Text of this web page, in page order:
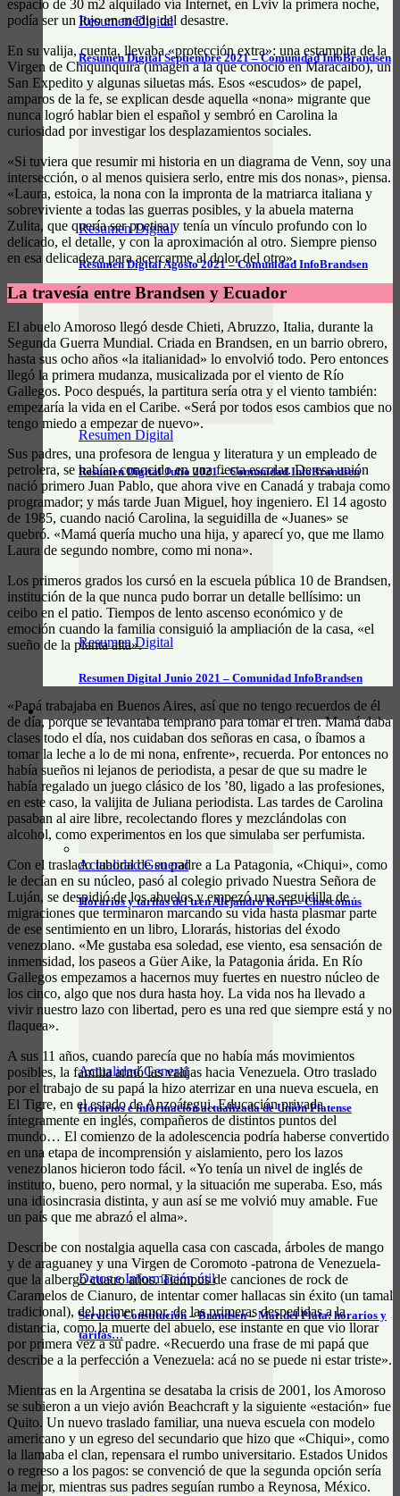
Resumen Digital
Resumen Digital Septiembre 2021 – Comunidad InfoBrandsen
Resumen Digital
Resumen Digital Agosto 2021 – Comunidad InfoBrandsen
Resumen Digital
Resumen Digital Julio 2021 – Comunidad InfoBrandsen
Resumen Digital
Resumen Digital Junio 2021 – Comunidad InfoBrandsen
DATOS ÚTILES
Actualidad General
Horarios y tarifas del tren Alejandro Korn – Chascomús
Actualidad General
Horarios e información actualizada de Unión Platense
Datos e Información útil
Servicio Constitución – Brandsen – Mar del Plata: horarios y
tarifas…
espacio de 30 m2 alquilado vía Internet, en Lviv la primera noche,
podía ser un lujo en medio del desastre.
En su valija, cuenta, llevaba «protección extra»: una estampita de la
Virgen de Chiquinquirá (imagen a la que conoció en Maracaibo), un
San Expedito y algunas siluetas más. Esos «escudos» de papel,
amparos de la fe, se explican desde aquella «nona» migrante que
nunca logró hablar bien el español y sembró en Carolina la
curiosidad por investigar los desplazamientos sociales.
«Si tuviera que resumir mi historia en un diagrama de Venn, soy una
intersección, o al menos quisiera serlo, entre mis dos nonas», piensa.
«Laura, estoica, la nona con la impronta de la matriarca italiana y
sobreviviente a todas las guerras posibles, y la abuela materna
Zulita, que quería ser poetisa y tenía un vínculo profundo con lo
delicado, el detalle, y con la aproximación al otro. Siempre pienso
en esa delicadeza para acercarme al dolor del otro».
La travesía entre Brandsen y Ecuador
El abuelo Amoroso llegó desde Chieti, Abruzzo, Italia, durante la
Segunda Guerra Mundial. Criada en Brandsen, en un barrio obrero,
hasta sus ocho años «la italianidad» lo envolvió todo. Pero entonces
llegó la primera mudanza, musicalizada por el viento de Río
Gallegos. Poco después, la partitura sería otra y el viento también:
empezaría la vida en el Caribe. «Será por todos esos cambios que no
tengo miedo a empezar de nuevo».
Sus padres, una profesora de lengua y literatura y un empleado de
petrolera, se habían conocido en una fiesta escolar. De esa unión
nació primero Juan Pablo, que ahora vive en Canadá y trabaja como
programador; y más tarde Juan Miguel, hoy ingeniero. El 14 agosto
de 1985, cuando nació Carolina, la seguidilla de «Juanes» se
quebró. «Mamá quería mucho una hija, y aparecí yo, que me llamo
Laura de segundo nombre, como mi nona».
Los primeros grados los cursó en la escuela pública 10 de Brandsen,
institución de la que nunca pudo borrar un detalle bellísimo: un
ceibo en el patio. Tiempos de lento ascenso económico y de
emoción cuando la familia consiguió la ampliación de la casa, «el
sueño de la planta alta».
«Papá trabajaba en Buenos Aires, así que no tengo recuerdos de él
de día, porque se levantaba temprano para tomar el tren. Mamá daba
clases todo el día, nos cuidaban dos señoras en casa, o íbamos a
tomar la leche a lo de mi nona, enfrente», recuerda. Por entonces no
había sueños ni lejanos de periodista, a pesar de que su madre le
había regalado un juego clásico de los ’80, ligado a las profesiones,
en este caso, la valijita de Juliana periodista. Las tardes de Carolina
pasaban al aire libre, recolectando flores y mezclándolas con
alcohol, como experimentos en los que simulaba ser perfumista.
Con el traslado laboral de su padre a La Patagonia, «Chiqui», como
le decían en su núcleo, pasó al colegio privado Nuestra Señora de
Luján, se despidió de los abuelos y empezó una seguidilla de
migraciones que terminaron marcando su vida hasta plasmar parte
de ese sentimiento en un libro, Llorarás, historias del éxodo
venezolano. «Me gustaba esa soledad, ese viento, esa sensación de
inmensidad, los paseos a Güer Aike, la Patagonia árida. En Río
Gallegos empezamos a hacernos muy fuertes en nuestro núcleo de
los cinco, algo que nos dura hasta hoy. La vida nos ha llevado a
vivir nuestro lazo con libertad, pero es una red que siempre está y no
flaquea».
A sus 11 años, cuando parecía que no había más movimientos
posibles, la familia armó las valijas hacia Venezuela. Otro traslado
por el trabajo de su papá la hizo aterrizar en una nueva escuela, en
El Tigre, en el estado de Anzoátegui. Educación privada
íntegramente en inglés, compañeros de distintos puntos del
mundo… El comienzo de la adolescencia podría haberse convertido
en una etapa de incomprensión y aislamiento, pero los lazos
venezolanos hicieron todo fácil. «Yo tenía un nivel de inglés de
instituto, bueno, pero normal, y la situación me superaba. Eso, más
una idiosincrasia distinta, y aun así se me volvió muy amable. Fue
un país que me abrazó el alma».
Describe con nostalgia aquella casa con cascada, árboles de mango
y de araguaney y una Virgen de Coromoto -patrona de Venezuela-
que la albergó cuatro años. Tiempos de canciones de rock de
Caramelos de Cianuro, de intentar comer hallacas​ sin éxito (un tamal​​
tradicional), del primer amor, de las primeras despedidas a la
distancia, como la muerte del abuelo, ese instante en que vio llorar
por primera vez a su padre. «Recuerdo una frase de mi papá que
describe a la perfección a Venezuela: acá no se puede ni estar triste».
Mientras en la Argentina se desataba la crisis de 2001, los Amoroso
se subieron a un viejo avión Beachcraft y la siguiente «estación» fue
Quito. Un nuevo traslado familiar, una nueva escuela con modelo
americano y un egreso del secundario que hizo que «Chiqui», como
la llamaba el clan, repensara el rumbo universitario. Estados Unidos
o regreso a los pagos: se convenció de que la segunda opción sería
la mejor, mientras sus padres seguían rumbo a Reynosa, México.